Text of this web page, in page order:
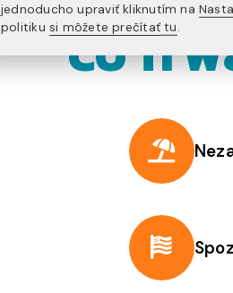
ČO TI
jednoducho upraviť kliknutím na
politiku si môžete prečítať tu.